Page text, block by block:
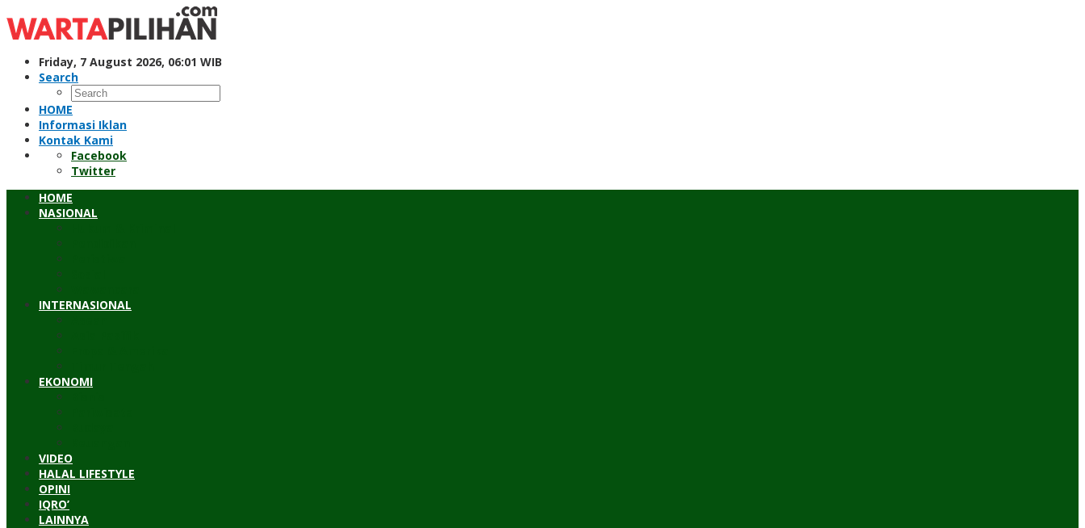
to
content
Friday, 7 August 2026, 06:01 WIB
Search
HOME
Informasi Iklan
Kontak Kami
Facebook
Twitter
HOME
NASIONAL
INTERNASIONAL
EKONOMI
VIDEO
HALAL LIFESTYLE
OPINI
IQRO’
LAINNYA